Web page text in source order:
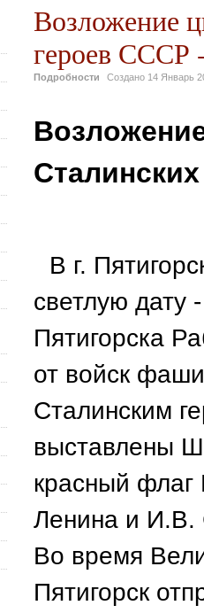
Возложение
героев СССР
Подробности Создано 14 Январь
В г.
светлую дату
Пятигорска
от войск
Сталинским
выставлены
красный
Ленина и И.В.
Во время
Пятигорск